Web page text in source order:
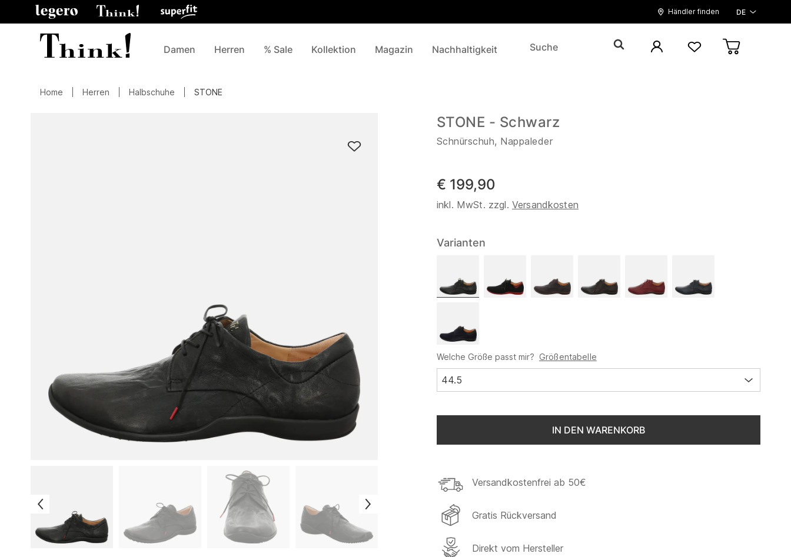
Händler finden DE
Damen Herren % Sale Kollektion Magazin Nachhaltigkeit
Home Herren Halbschuhe STONE
STONE - Schwarz
Schnürschuh, Nappaleder
€ 199,90
inkl. MwSt. zzgl. Versandkosten
Varianten
Welche Größe passt mir? Größentabelle
44.5
IN DEN WARENKORB
Versandkostenfrei ab 50€
Gratis Rückversand
Direkt vom Hersteller